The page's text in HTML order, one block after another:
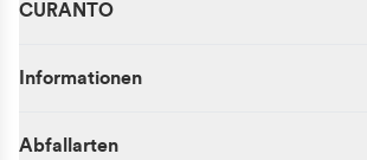
CURANTO
Informationen
Abfallarten